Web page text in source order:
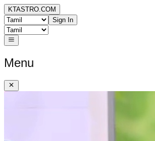
KTASTRO.COM
Sign In
Menu